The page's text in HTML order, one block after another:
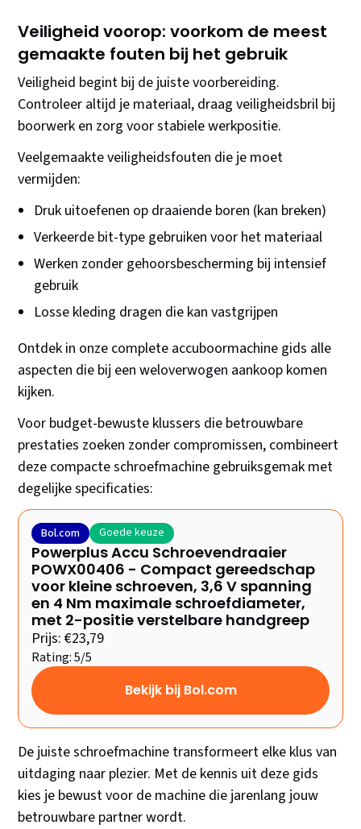
Veiligheid voorop: voorkom de meest
gemaakte fouten bij het gebruik
Veiligheid begint bij de juiste voorbereiding.
Controleer altijd je materiaal, draag veiligheidsbril bij
boorwerk en zorg voor stabiele werkpositie.
Veelgemaakte veiligheidsfouten die je moet
vermijden:
Druk uitoefenen op draaiende boren (kan breken)
Verkeerde bit-type gebruiken voor het materiaal
Werken zonder gehoorsbescherming bij intensief
gebruik
Losse kleding dragen die kan vastgrijpen
Ontdek in onze complete accuboormachine gids alle
aspecten die bij een weloverwogen aankoop komen
kijken.
Voor budget-bewuste klussers die betrouwbare
prestaties zoeken zonder compromissen, combineert
deze compacte schroefmachine gebruiksgemak met
degelijke specificaties:
Bol.com Goede keuze
Powerplus Accu Schroevendraaier
POWX00406 - Compact gereedschap
voor kleine schroeven, 3,6 V spanning
en 4 Nm maximale schroefdiameter,
met 2-positie verstelbare handgreep
Prijs: €23,79
Rating: 5/5
Bekijk bij Bol.com
De juiste schroefmachine transformeert elke klus van
uitdaging naar plezier. Met de kennis uit deze gids
kies je bewust voor de machine die jarenlang jouw
betrouwbare partner wordt.